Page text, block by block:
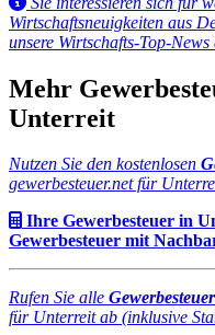
Wirtschaftsneuigkeiten aus
unsere Wirtschafts-Top-
Mehr
Unterreit
Nutzen Sie den kostenlosen
gewerbesteuer.net für
Ihre Gewerbesteuer in
Gewerbesteuer mit
Rufen Sie alle
für Unterreit ab (inklusive